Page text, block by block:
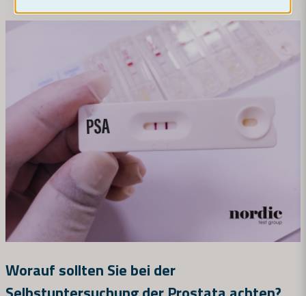
Worauf sollten Sie bei der